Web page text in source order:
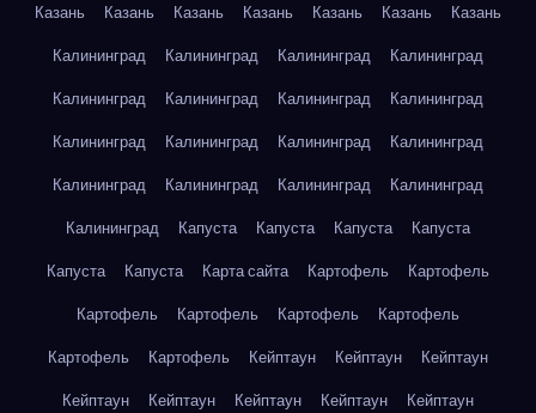
Казань
Казань Казань Казань Казань Казань
Казань
Калининград
Калининград Калининград
Калининград
Калининград
Калининград Калининград
Калининград
Калининград
Калининград Калининград
Калининград
Калининград
Калининград Калининград
Калининград
Калининград
Капуста Капуста Капуста
Капуста
Капуста
Капуста Карта сайта Картофель
Картофель
Картофель
Картофель Картофель
Картофель
Картофель
Картофель Кейптаун Кейптаун
Кейптаун
Кейптаун
Кейптаун Кейптаун Кейптаун
Кейптаун